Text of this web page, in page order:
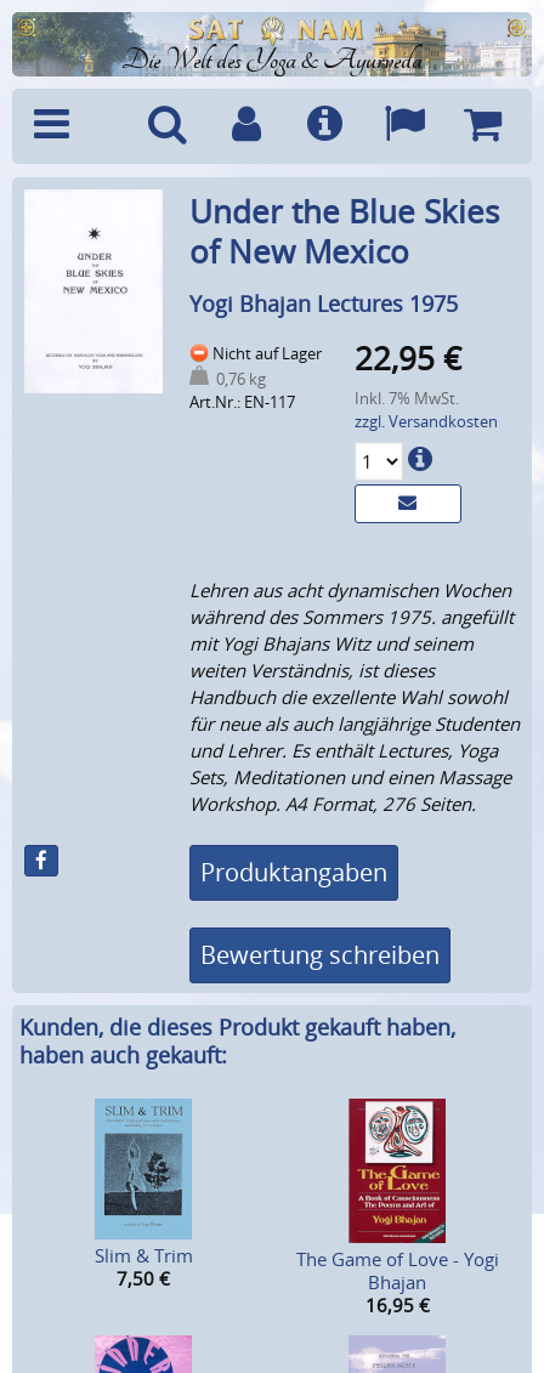
Die Welt des Yoga & Ayurveda
SucheBenutzerkonto
Info Sprachen
Under the Blue Skies
of New Mexico
Yogi Bhajan Lectures 1975
Nicht auf Lager
0,76 kg
Art.Nr.: EN-117
22,95 €
Inkl. 7% MwSt.
zzgl. Versandkosten
Lehren aus acht dynamischen Wochen
während des Sommers 1975. angefüllt
mit Yogi Bhajans Witz und seinem
weiten Verständnis, ist dieses
Handbuch die exzellente Wahl sowohl
für neue als auch langjährige Studenten
und Lehrer. Es enthält Lectures, Yoga
Sets, Meditationen und einen Massage
Workshop. A4 Format, 276 Seiten.
Produktangaben
Bewertung schreiben
Kunden, die dieses Produkt gekauft haben,
haben auch gekauft:
Slim & Trim
7,50 €
The Game of Love - Yogi
Bhajan
16,95 €